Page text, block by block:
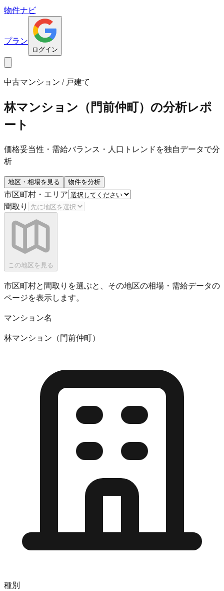
物件ナビ
プラン
ログイン
中古マンション / 戸建て
林マンション（門前仲町） の分析レポ
ート
価格妥当性・需給バランス・人口トレンドを独自データで分
析
地区・相場を見る 物件を分析
市区町村・エリア
間取り
この地区を見る
市区町村と間取りを選ぶと、その地区の相場・需給データの
ページを表示します。
マンション名
林マンション（門前仲町）
種別